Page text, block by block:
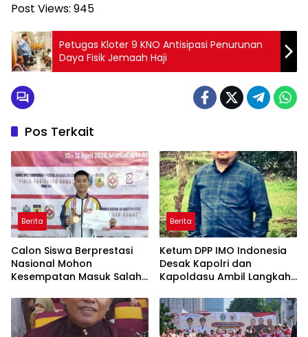
Post Views: 945
Petugas Kloter 9 KNO Antisipasi Penurunan
Daya Fisik Jemaah Haji
Pos Terkait
Berita
Calon Siswa Berprestasi
Nasional Mohon
Kesempatan Masuk Salah
Berita
Ketum DPP IMO Indonesia
Desak Kapolri dan
Kapoldasu Ambil Langkah